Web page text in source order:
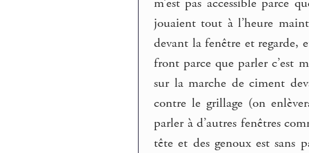
m’est pas accessible parce
jouaient tout à l’heure
devant la fenêtre et regarde,
front parce que parler c’est
sur la marche de ciment
contre le grillage (on
parler à d’autres fenêtres
tête et des genoux est